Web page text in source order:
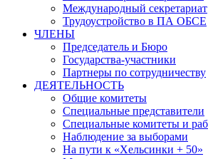
Международный секретариат
Трудоустройство в ПА ОБСЕ
ЧЛЕНЫ
Председатель и Бюро
Государства-участники
Партнеры по сотрудничеству
ДЕЯТЕЛЬНОСТЬ
Общие комитеты
Специальные представители
Специальные комитеты и
Наблюдение за выборами
На пути к «Хельсинки + 50»